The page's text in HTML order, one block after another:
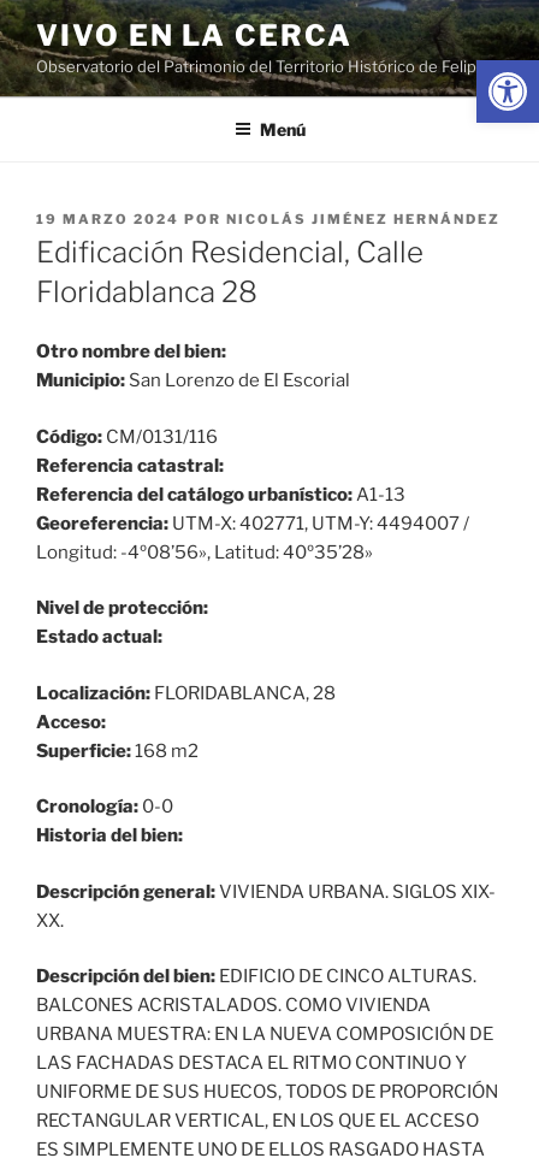
Abrir
Saltar
al
contenido
VIVO EN LA CERCA
Observatorio del Patrimonio del Territorio Histórico de Felipe II
Menú
PUBLICADO
EL
19 MARZO 2024 POR NICOLÁS JIMÉNEZ HERNÁNDEZ
Edificación Residencial, Calle
Floridablanca 28
Otro nombre del bien:
Municipio: San Lorenzo de El Escorial
Código: CM/0131/116
Referencia catastral:
Referencia del catálogo urbanístico:A1-13
Georeferencia: UTM-X: 402771, UTM-Y: 4494007 /
Longitud: -4º08’56», Latitud: 40º35’28»
Nivel de protección:
Estado actual:
Localización: FLORIDABLANCA, 28
Acceso:
Superficie:168 m2
Cronología: 0-0
Historia del bien:
Descripción general:VIVIENDA URBANA. SIGLOS XIX-
XX.
Descripción del bien: EDIFICIO DE CINCO ALTURAS.
BALCONES ACRISTALADOS. COMO VIVIENDA
URBANA MUESTRA: EN LA NUEVA COMPOSICIÓN DE
LAS FACHADAS DESTACA EL RITMO CONTINUO Y
UNIFORME DE SUS HUECOS, TODOS DE PROPORCIÓN
RECTANGULAR VERTICAL, EN LOS QUE EL ACCESO
ES SIMPLEMENTE UNO DE ELLOS RASGADO HASTA